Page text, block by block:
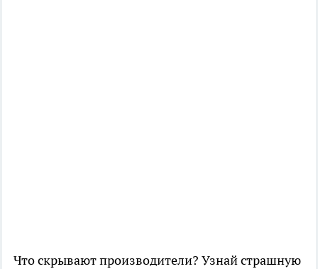
Что скрывают производители? Узнай страшную